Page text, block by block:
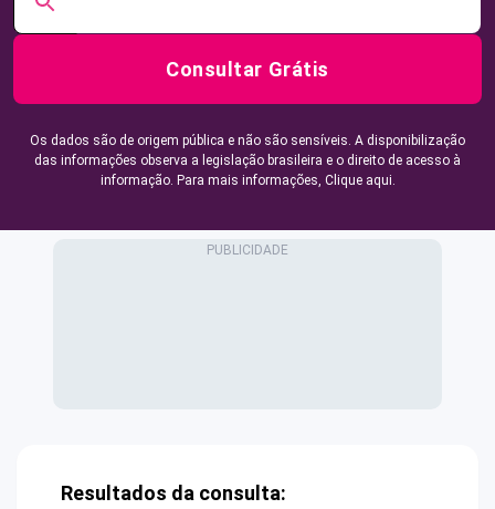
Consultar Grátis
Os dados são de origem pública e não são sensíveis. A disponibilização
das informações observa a legislação brasileira e o direito de acesso à
informação. Para mais informações, Clique aqui.
Resultados da consulta: